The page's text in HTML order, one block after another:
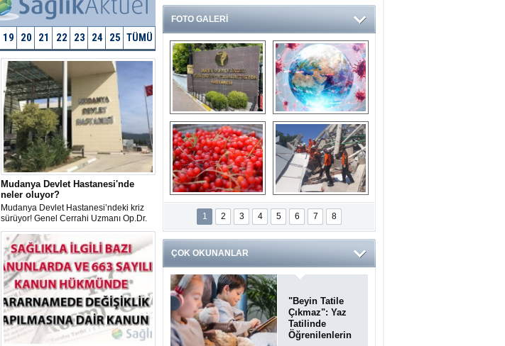
19 20 21 22 23 24 25 TÜMÜ
Mudanya Devlet Hastanesi'nde
neler oluyor?
Mudanya Devlet Hastanesi’ndeki kriz
sürüyor! Genel Cerrahi Uzmanı Op.Dr.
Rafet Sağlık’ın sürgüne gönderilmesinin
ardından bir hemşirenin de görev yeri
değiştirildi.
FOTO GALERİ
Ve burası da bir
devlet hastanesi
14 soruda
Koronavirüs
hakkında kendinizi
test edin...
Gilaburu meyvesi
kanserden koruyor
Endonezya’daki
deprem: Ölü sayısı
bin 203'e yükseldi
1 2 3 4 5 6 7 8
ÇOK OKUNANLAR
"Beyin Tatile
Çıkmaz": Yaz
Tatilinde
Öğrenilenlerin